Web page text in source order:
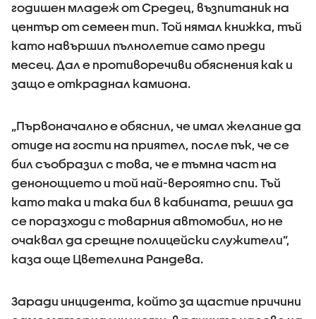
годишен младеж от Средец, възпитаник на
център от семеен тип. Той нямал книжка, тъй
като навършил пълнолетие само преди
месец. Дал е противоречиви обяснения как и
защо е откраднал камиона.
„Първоначално е обяснил, че имал желание да
отиде на гости на приятел, после пък, че се
бил съобразил с това, че е тъмна част на
денонощието и той най-вероятно спи. Тъй
като така и така бил в кабината, решил да
се поразходи с товарния автомобил, но не
очаквал да срещне полицейски служители”,
каза още Цветелина Рандева.
Заради инцидента, който за щастие причини